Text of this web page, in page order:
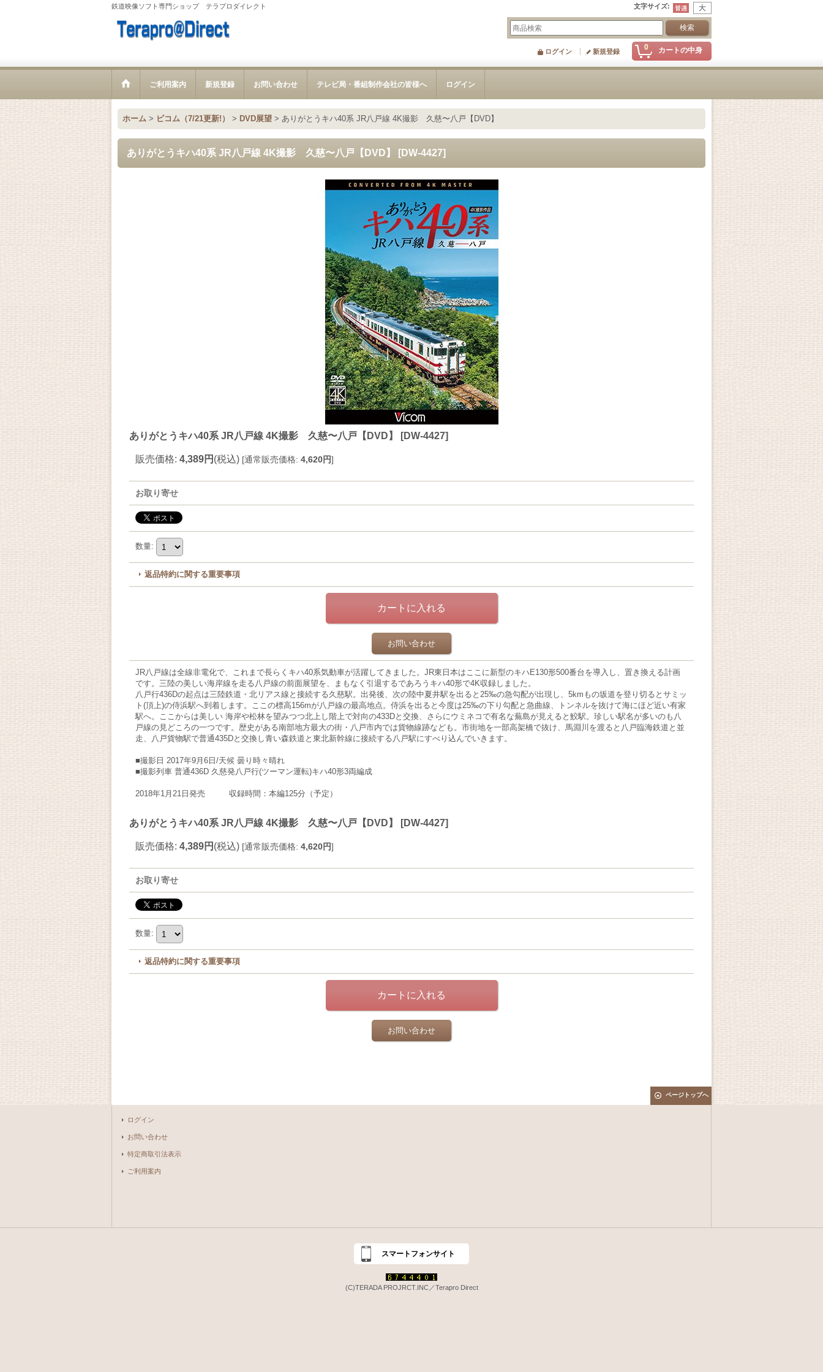
鉄道映像ソフト専門ショップ テラプロダイレクト 文字サイズ:
0 カートの中身
ログイン 新規登録
ご利用案内 新規登録 お問い合わせ テレビ局・番組制作会社の皆様へ ログイン
ホーム > ビコム（7/21更新!） > DVD展望 > ありがとうキハ40系 JR八戸線 4K撮影 久慈〜八戸【DVD】
ありがとうキハ40系 JR八戸線 4K撮影 久慈〜八戸【DVD】 [DW-4427]
ありがとうキハ40系 JR八戸線 4K撮影 久慈〜八戸【DVD】 [DW-4427]
販売価格: 4,389円 (税込) [通常販売価格: 4,620円]
お取り寄せ
数量:
返品特約に関する重要事項
お問い合わせ
JR八戸線は全線非電化で、これまで長らくキハ40系気動車が活躍してきました。JR東日本はここに新型のキハE130形500番台を導入し、置き換える計画
です。三陸の美しい海岸線を走る八戸線の前面展望を、まもなく引退するであろうキハ40形で4K収録しました。
八戸行436Dの起点は三陸鉄道・北リアス線と接続する久慈駅。出発後、次の陸中夏井駅を出ると25‰の急勾配が出現し、5kmもの坂道を登り切るとサミッ
ト(頂上)の侍浜駅へ到着します。ここの標高156mが八戸線の最高地点。侍浜を出ると今度は25‰の下り勾配と急曲線、トンネルを抜けて海にほど近い有家
駅へ。ここからは美しい 海岸や松林を望みつつ北上し階上で対向の433Dと交換、さらにウミネコで有名な蕪島が見えると鮫駅。珍しい駅名が多いのも八
戸線の見どころの一つです。歴史がある南部地方最大の街・八戸市内では貨物線跡なども。市街地を一部高架橋で抜け、馬淵川を渡ると八戸臨海鉄道と並
走、八戸貨物駅で普通435Dと交換し青い森鉄道と東北新幹線に接続する八戸駅にすべり込んでいきます。
■撮影日 2017年9月6日/天候 曇り時々晴れ
■撮影列車 普通436D 久慈発八戸行(ツーマン運転)キハ40形3両編成
2018年1月21日発売 収録時間：本編125分（予定）
ありがとうキハ40系 JR八戸線 4K撮影 久慈〜八戸【DVD】 [DW-4427]
販売価格: 4,389円 (税込) [通常販売価格: 4,620円]
お取り寄せ
数量:
返品特約に関する重要事項
お問い合わせ
ページトップへ
ログイン
お問い合わせ
特定商取引法表示
ご利用案内
スマートフォンサイト
(C)TERADA PROJRCT.INC／Terapro Direct